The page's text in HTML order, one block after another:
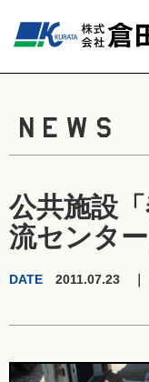
NEWS
公共施設
流センタ
DATE 2011.07.23